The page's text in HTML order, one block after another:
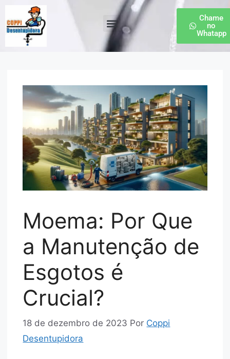
Chame
no
Whatapp
Moema: Por Que
a Manutenção de
Esgotos é
Crucial?
18 de dezembro de 2023 Por Coppi
Desentupidora